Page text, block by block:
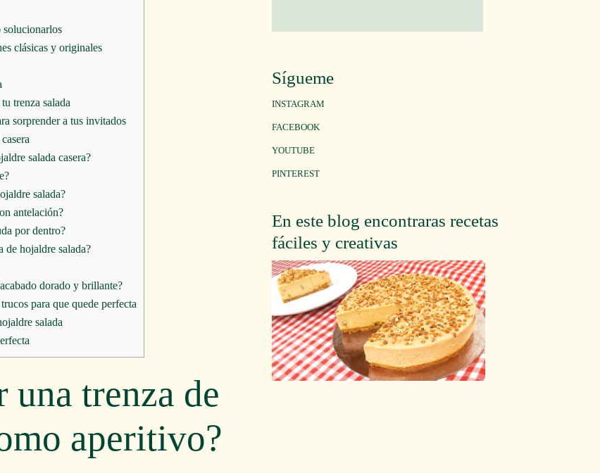
solucionarlos
clásicas y originales
trenza salada
sorprender a tus invitados
salada casera?
salada?
antelación?
por dentro?
de hojaldre salada?
dorado y brillante?
para que quede perfecta
salada
una trenza de
aperitivo?
Sígueme
INSTAGRAM
FACEBOOK
YOUTUBE
PINTEREST
En este blog encontraras recetas
fáciles y creativas